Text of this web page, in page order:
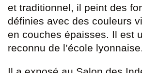
et traditionnel, il peint des
définies avec des couleurs
en couches épaisses. Il est
reconnu de l’école lyonnaise.